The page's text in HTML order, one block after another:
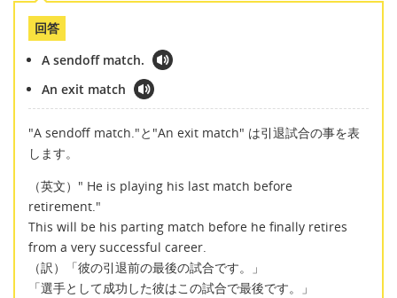
回答
A sendoff match.
An exit match
"A sendoff match."と"An exit match" は引退試合の事を表
します。
（英文）" He is playing his last match before
retirement."
This will be his parting match before he finally retires
from a very successful career.
（訳）「彼の引退前の最後の試合です。」
「選手として成功した彼はこの試合で最後です。」